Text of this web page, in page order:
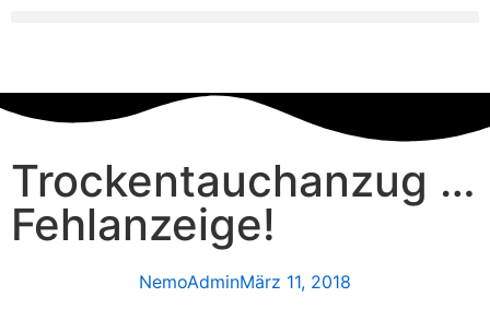
Trockentauchanzug …
Fehlanzeige!
NemoAdminMärz 11, 2018